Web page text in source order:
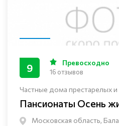
Частные дома престарелых и
Пансионаты Осень
Московская область,
9 Превосходно
16 отзывов